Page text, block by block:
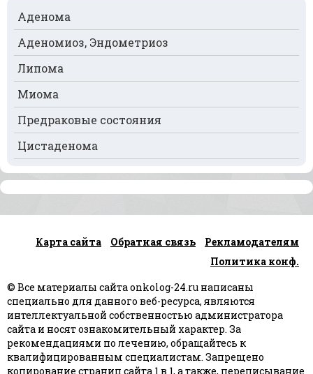
Рак поджелудочной железы
Рак предстательной железы
Рак почек
Рак селезёнки
Рак сердца
Рак спинного мозга
Рак шейки матки
Рак языка
Рак яичников
Плоскоклеточный рак
Аденома
Аденомиоз, Эндометриоз
Липома
Миома
Предраковые состояния
Цистаденома
Карта сайта Обратная связь
Рекламодателям
Политика конф.
© Все материалы сайта onkolog-24.ru написаны
специально для данного веб-ресурса, являются
интеллектуальной собственностью администратора
сайта и носят ознакомительный характер. За
рекомендациями по лечению, обращайтесь к
квалифицированным специалистам. Запрещено
копирование страниц сайта 1 в 1, а также, переписывание